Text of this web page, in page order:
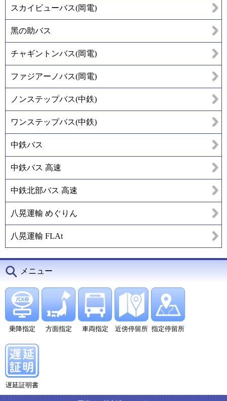
スカイビューバス(岡電)
黑の助バス
チャギントンバス(岡電)
ファジアーノバス(岡電)
ノンステップバス(中鉄)
ワンステップバス(中鉄)
中鉄バス
中鉄バス 高速
中鉄北部バス 高速
八晃運輸 めぐりん
八晃運輸 FLAt
メニュー
乗降指定 方面指定 車両指定 近傍停留所 指定停留所
遅延証明書